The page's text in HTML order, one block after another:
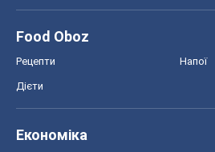
Food Oboz
Рецепти Напої
Дієти
Економіка